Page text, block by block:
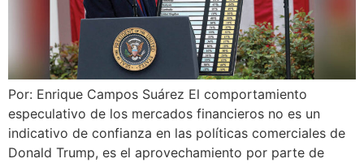
Por: Enrique Campos Suárez El comportamiento
especulativo de los mercados financieros no es un
indicativo de confianza en las políticas comerciales de
Donald Trump, es el aprovechamiento por parte de